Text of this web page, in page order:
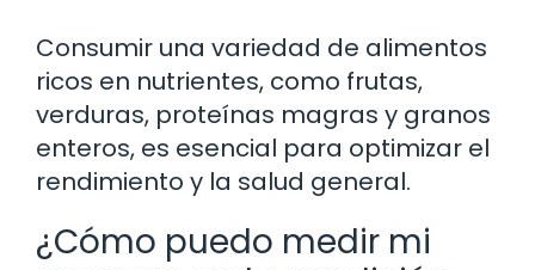
Consumir una variedad de alimentos
ricos en nutrientes, como frutas,
verduras, proteínas magras y granos
enteros, es esencial para optimizar el
rendimiento y la salud general.
¿Cómo puedo medir mi